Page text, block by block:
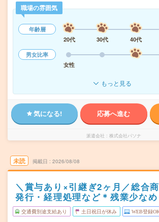
職場の雰囲気
年齢層
20代
30代 40代
男女比率
女性
もっと見る
気になる! 応募へ進む
派遣会社 株式会社パソナ
未読 掲載日 2026/08/08
＼賞与あり×引継ぎ2ヶ月／総合
発行・経理処理など＊残業少な
交通費別途支給あり 土日祝日が休み WEB登録